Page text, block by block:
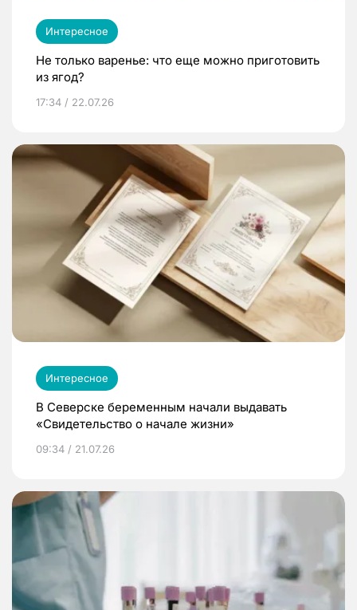
Интересное
Не только варенье: что еще можно приготовить
из ягод?
17:34 / 22.07.26
Интересное
В Северске беременным начали выдавать
«Свидетельство о начале жизни»
09:34 / 21.07.26